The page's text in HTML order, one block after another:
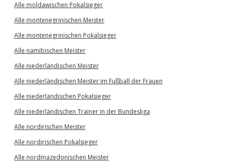
Alle moldawischen Pokalsieger
Alle montenegrinischen Meister
Alle montenegrinischen Pokalsieger
Alle namibischen Meister
Alle niederländischen Meister
Alle niederländischen Meister im Fußball der Frauen
Alle niederländischen Pokalsieger
Alle niederländischen Trainer in der Bundesliga
Alle nordirischen Meister
Alle nordirischen Pokalsieger
Alle nordmazedonischen Meister